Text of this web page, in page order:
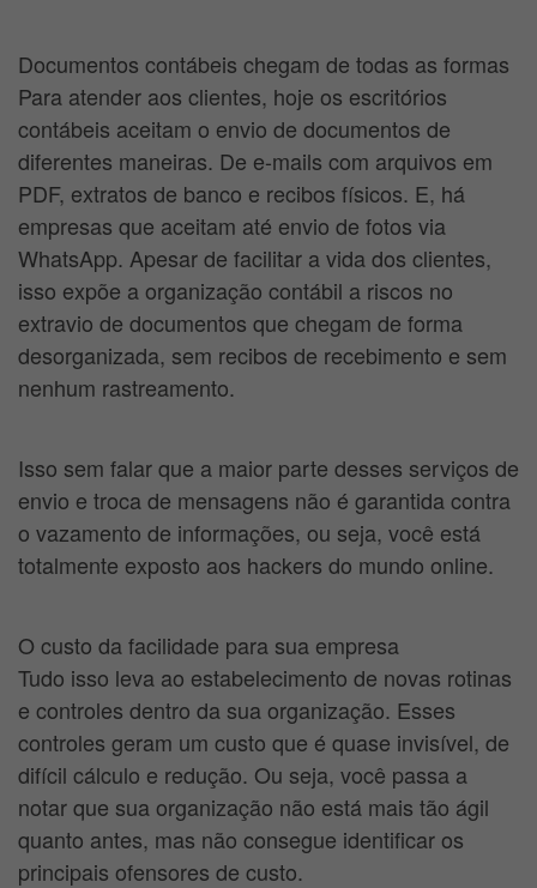
Documentos contábeis chegam de todas as formas
Para atender aos clientes, hoje os escritórios
contábeis aceitam o envio de documentos de
diferentes maneiras. De e-mails com arquivos em
PDF, extratos de banco e recibos físicos. E, há
empresas que aceitam até envio de fotos via
WhatsApp. Apesar de facilitar a vida dos clientes,
isso expõe a organização contábil a riscos no
extravio de documentos que chegam de forma
desorganizada, sem recibos de recebimento e sem
nenhum rastreamento.
Isso sem falar que a maior parte desses serviços de
envio e troca de mensagens não é garantida contra
o vazamento de informações, ou seja, você está
totalmente exposto aos hackers do mundo online.
O custo da facilidade para sua empresa
Tudo isso leva ao estabelecimento de novas rotinas
e controles dentro da sua organização. Esses
controles geram um custo que é quase invisível, de
difícil cálculo e redução. Ou seja, você passa a
notar que sua organização não está mais tão ágil
quanto antes, mas não consegue identificar os
principais ofensores de custo.